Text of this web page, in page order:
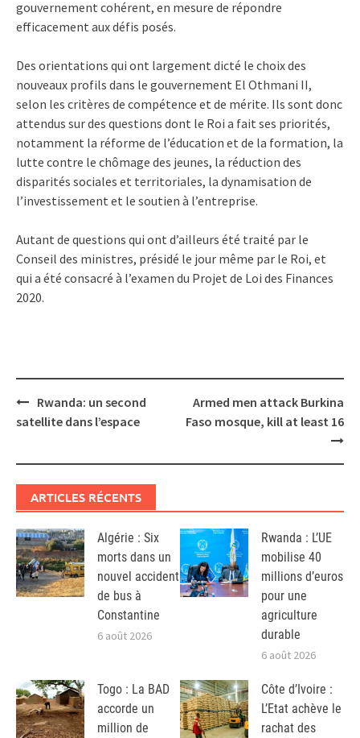
gouvernement cohérent, en mesure de répondre
efficacement aux défis posés.
Des orientations qui ont largement dicté le choix des
nouveaux profils dans le gouvernement El Othmani II,
selon les critères de compétence et de mérite. Ils sont donc
attendus sur des questions dont le Roi a fait ses priorités,
notamment la réforme de l’éducation et de la formation, la
lutte contre le chômage des jeunes, la réduction des
disparités sociales et territoriales, la dynamisation de
l’investissement et le soutien à l’entreprise.
Autant de questions qui ont d’ailleurs été traité par le
Conseil des ministres, présidé le jour même par le Roi, et
qui a été consacré à l’examen du Projet de Loi des Finances
2020.
Post
navigation
Rwanda: un second
satellite dans l’espace
Armed men attack Burkina
Faso mosque, kill at least 16
ARTICLES RÉCENTS
Algérie : Six
morts dans un
nouvel accident
de bus à
Constantine
6 août 2026
Rwanda : L’UE
mobilise 40
millions d’euros
pour une
agriculture
durable
6 août 2026
Togo : La BAD
accorde un
million de
Côte d’Ivoire :
L’Etat achève le
rachat des